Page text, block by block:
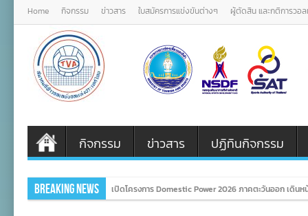
Home กิจกรรม ข่าวสาร ใบสมัครการแข่งขันต่างๆ ผู้ตัดสิน และกติการวอ
กิจกรรม ข่าวสาร ปฏิทินกิจกรรม
Breaking News เปิดโครงการ Domestic Power 2026 ภาคตะวันออก เดิน